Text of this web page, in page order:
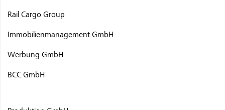
Rail Cargo Group
Immobilienmanagement GmbH
Werbung GmbH
BCC GmbH